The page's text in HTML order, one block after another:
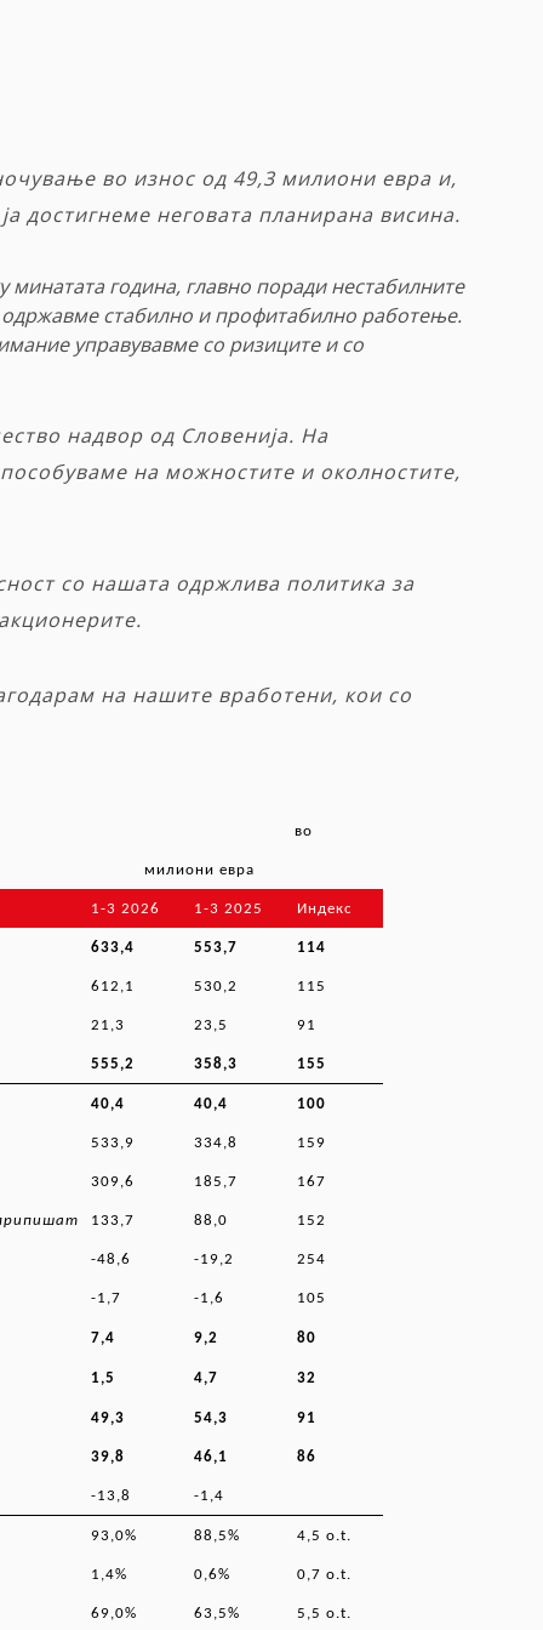
во износ од 49,3 милиони евра и,
достигнеме неговата планирана висина.
година, главно поради нестабилните
стабилно и профитабилно работење.
управувавме со ризицитеи со
надвор од Словенија. На
на можностите и околностите,
со нашата одржлива политика за
на нашите вработени, кои со
во
милиони евра
1-3 2026 1-3 2025 Индекс
633,4 553,7 114
612,1 530,2 115
21,3 23,5 91
555,2 358,3 155
40,4 40,4 100
533,9 334,8 159
309,6 185,7 167
133,7 88,0 152
-48,6 -19,2 254
-1,7 -1,6 105
7,4 9,2 80
1,5 4,7 32
49,3 54,3 91
39,8 46,1 86
-13,8 -1,4
93,0% 88,5% 4,5 o.t.
1,4% 0,6% 0,7 o.t.
69,0% 63,5% 5,5 o.t.